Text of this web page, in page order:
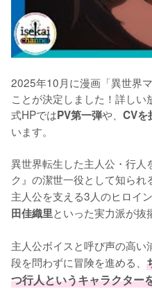
2025年10月に漫画「異世界
ことが決定しました！詳し
式HPではPV第一弾や、 CVを
います。
異世界転生した主人公・行人
ク』の潔世一役として知られ
主人公を支える3人のヒロイン
田佳織里といった実力派が抜
主人公ボイスと呼び声の高
段を問わずに冒険を進める、
つ行人というキャラクター